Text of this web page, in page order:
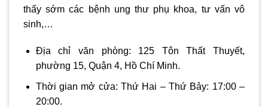
thấy sớm các bệnh ung thư phụ khoa, tư vấn vô
sinh,…
Địa chỉ văn phòng: 125 Tôn Thất Thuyết,
phường 15, Quận 4, Hồ Chí Minh.
Thời gian mở cửa: Thứ Hai – Thứ Bảy: 17:00 –
20:00.